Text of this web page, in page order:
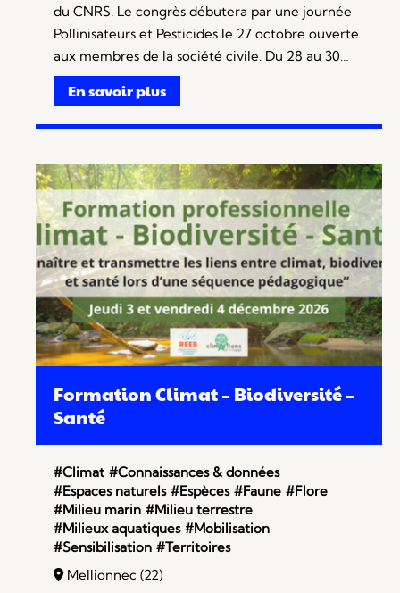
du CNRS. Le congrès débutera par une journée
Pollinisateurs et Pesticides le 27 octobre ouverte
aux membres de la société civile. Du 28 au 30…
En savoir plus
Formation Climat – Biodiversité –
Santé
#Climat #Connaissances & données
#Espaces naturels #Espèces #Faune #Flore
#Milieu marin #Milieu terrestre
#Milieux aquatiques #Mobilisation
#Sensibilisation #Territoires
Mellionnec (22)